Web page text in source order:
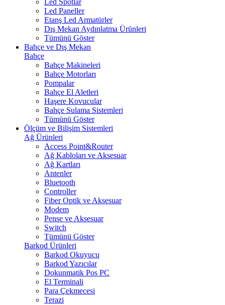
Led Spotlar
Led Paneller
Etanş Led Armatürler
Dış Mekan Aydınlatma Ürünleri
Tümünü Göster
Bahçe ve Dış Mekan
Bahçe
Bahçe Makineleri
Bahçe Motorları
Pompalar
Bahçe El Aletleri
Haşere Kovucular
Bahçe Sulama Sistemleri
Tümünü Göster
Ölçüm ve Bilişim Sistemleri
Ağ Ürünleri
Access Point&Router
Ağ Kabloları ve Aksesuar
Ağ Kartları
Antenler
Bluetooth
Controller
Fiber Optik ve Aksesuar
Modem
Pense ve Aksesuar
Switch
Tümünü Göster
Barkod Ürünleri
Barkod Okuyucu
Barkod Yazıcılar
Dokunmatik Pos PC
El Terminali
Para Çekmecesi
Terazi